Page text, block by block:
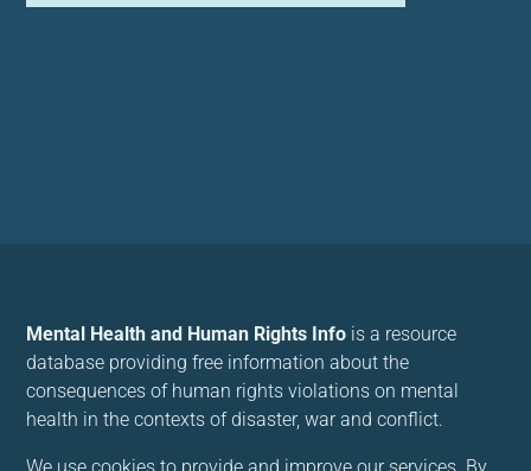
Mental Health and Human Rights Info is a resource
database providing free information about the
consequences of human rights violations on mental
health in the contexts of disaster, war and conflict.